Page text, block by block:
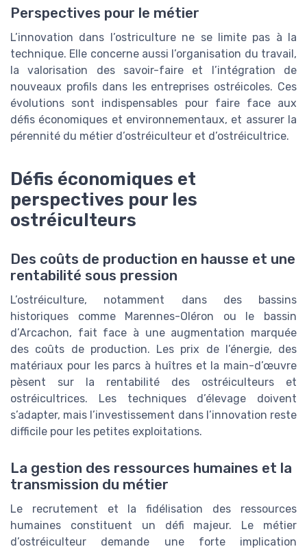
Perspectives pour le métier
L’innovation dans l’ostriculture ne se limite pas à la
technique. Elle concerne aussi l’organisation du travail,
la valorisation des savoir-faire et l’intégration de
nouveaux profils dans les entreprises ostréicoles. Ces
évolutions sont indispensables pour faire face aux
défis économiques et environnementaux, et assurer la
pérennité du métier d’ostréiculteur et d’ostréicultrice.
Défis économiques et
perspectives pour les
ostréiculteurs
Des coûts de production en hausse et une
rentabilité sous pression
L’ostréiculture, notamment dans des bassins
historiques comme Marennes-Oléron ou le bassin
d’Arcachon, fait face à une augmentation marquée
des coûts de production. Les prix de l’énergie, des
matériaux pour les parcs à huîtres et la main-d’œuvre
pèsent sur la rentabilité des ostréiculteurs et
ostréicultrices. Les techniques d’élevage doivent
s’adapter, mais l’investissement dans l’innovation reste
difficile pour les petites exploitations.
La gestion des ressources humaines et la
transmission du métier
Le recrutement et la fidélisation des ressources
humaines constituent un défi majeur. Le métier
d’ostréiculteur demande une forte implication